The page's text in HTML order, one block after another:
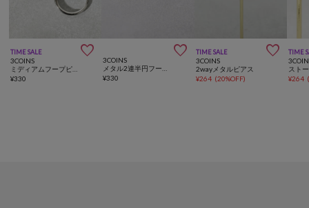
TIME SALE 
3COINS
¥330

3COINS
¥330
TIME SALE 
3COINS
2wayメタルピアス
¥264 (20%OFF)
TIME
¥264